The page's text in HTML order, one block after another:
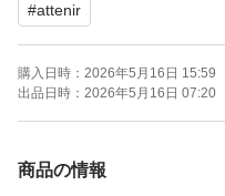
【商品名】スキンクリア
ンジ エコパック
【購入日】2026年5月
#attenir
購入日時： 2026年5月16日 15:59
出品日時： 2026年5月16日 07:20
商品の情報